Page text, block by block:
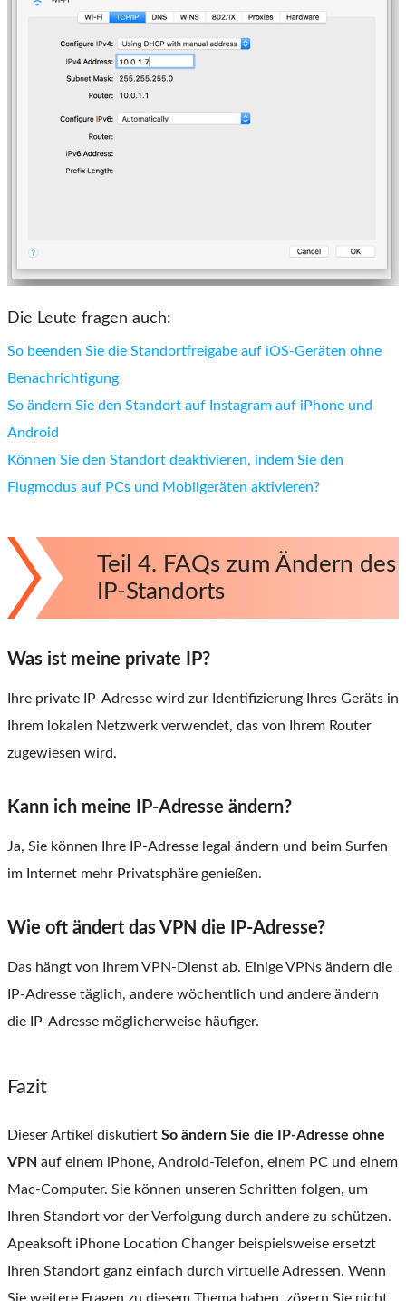
Die Leute fragen auch:
So beenden Sie die Standortfreigabe auf iOS-Geräten ohne
Benachrichtigung
So ändern Sie den Standort auf Instagram auf iPhone und
Android
Können Sie den Standort deaktivieren, indem Sie den
Flugmodus auf PCs und Mobilgeräten aktivieren?
Teil 4. FAQs zum Ändern des
IP-Standorts
Was ist meine private IP?
Ihre private IP-Adresse wird zur Identifizierung Ihres Geräts in
Ihrem lokalen Netzwerk verwendet, das von Ihrem Router
zugewiesen wird.
Kann ich meine IP-Adresse ändern?
Ja, Sie können Ihre IP-Adresse legal ändern und beim Surfen
im Internet mehr Privatsphäre genießen.
Wie oft ändert das VPN die IP-Adresse?
Das hängt von Ihrem VPN-Dienst ab. Einige VPNs ändern die
IP-Adresse täglich, andere wöchentlich und andere ändern
die IP-Adresse möglicherweise häufiger.
Fazit
Dieser Artikel diskutiert So ändern Sie die IP-Adresse ohne
VPN auf einem iPhone, Android-Telefon, einem PC und einem
Mac-Computer. Sie können unseren Schritten folgen, um
Ihren Standort vor der Verfolgung durch andere zu schützen.
Apeaksoft iPhone Location Changer beispielsweise ersetzt
Ihren Standort ganz einfach durch virtuelle Adressen. Wenn